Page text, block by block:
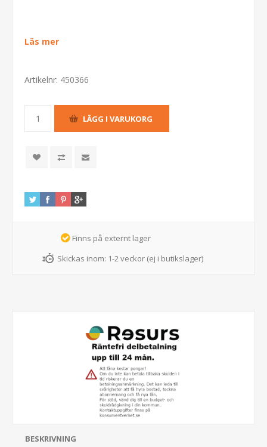
Läs mer
Artikelnr: 450366
Finns på externt lager
Skickas inom: 1-2 veckor (ej i butikslager)
BESKRIVNING